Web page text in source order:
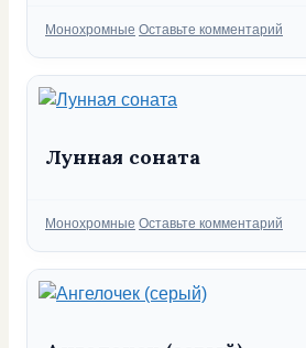
Рубрики
Монохромные Оставьте комментарий
Лунная соната
Рубрики
Монохромные Оставьте комментарий